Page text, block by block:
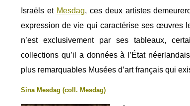
Israëls et Mesdag, ces deux artistes
expression de vie qui caractérise ses œuvres
n’est exclusivement par ses tableaux,
collections qu’il a données à l’État
plus remarquables Musées d’art français qui
Sina Mesdag (coll. Mesdag)